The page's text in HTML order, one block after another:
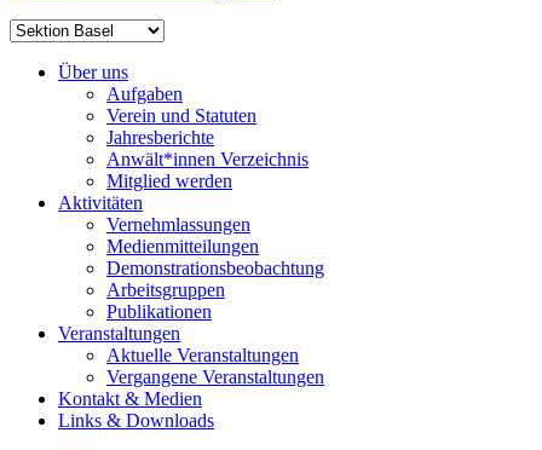
Über uns
Aufgaben
Verein und Statuten
Jahresberichte
Anwält*innen Verzeichnis
Mitglied werden
Aktivitäten
Vernehmlassungen
Medienmitteilungen
Demonstrationsbeobachtung
Arbeitsgruppen
Publikationen
Veranstaltungen
Aktuelle Veranstaltungen
Vergangene Veranstaltungen
Kontakt & Medien
Links & Downloads